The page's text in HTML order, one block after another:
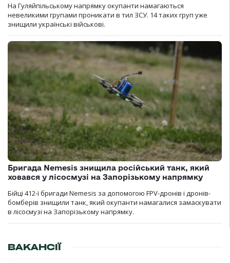
На Гуляйпільському напрямку окупанти намагаються
невеликими групами проникати в тил ЗСУ. 14 таких груп уже
знищили українські військові.
Бригада Nemesis знищила російський танк, який
ховався у лісосмузі на Запорізькому напрямку
Бійці 412-ї бригади Nemesis за допомогою FPV-дронів і дронів-
бомберів знищили танк, який окупанти намагалися замаскувати
в лісосмузі на Запорізькому напрямку.
ВАКАНСІЇ